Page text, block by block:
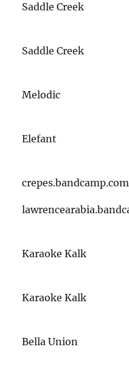
Saddle Creek
Saddle Creek
Melodic
Elefant
crepes.bandcamp.com
Karaoke Kalk
Karaoke Kalk
Bella Union